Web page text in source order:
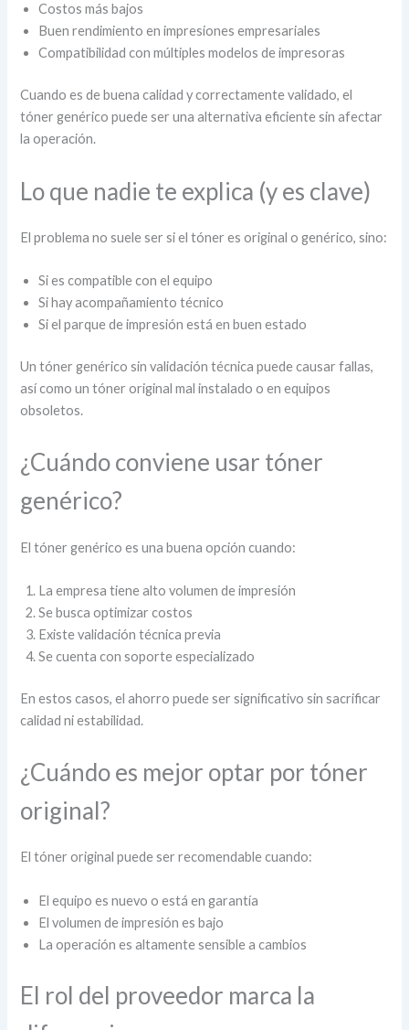
Costos más bajos
Buen rendimiento en impresiones empresariales
Compatibilidad con múltiples modelos de impresoras
Cuando es de buena calidad y correctamente validado, el
tóner genérico puede ser una alternativa eficiente sin afectar
la operación.
Lo que nadie te explica (y es clave)
El problema no suele ser si el tóner es original o genérico, sino:
Si es compatible con el equipo
Si hay acompañamiento técnico
Si el parque de impresión está en buen estado
Un tóner genérico sin validación técnica puede causar fallas,
así como un tóner original mal instalado o en equipos
obsoletos.
¿Cuándo conviene usar tóner
genérico?
El tóner genérico es una buena opción cuando:
La empresa tiene alto volumen de impresión
Se busca optimizar costos
Existe validación técnica previa
Se cuenta con soporte especializado
En estos casos, el ahorro puede ser significativo sin sacrificar
calidad ni estabilidad.
¿Cuándo es mejor optar por tóner
original?
El tóner original puede ser recomendable cuando:
El equipo es nuevo o está en garantía
El volumen de impresión es bajo
La operación es altamente sensible a cambios
El rol del proveedor marca la